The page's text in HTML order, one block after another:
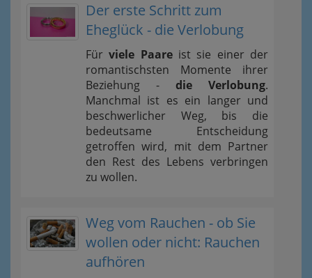
Der erste Schritt zum
Eheglück - die Verlobung
Fürviele Paareist sie einer der
romantischsten Momente ihrer
Beziehung - die Verlobung.
Manchmal ist es ein langer und
beschwerlicher Weg, bis die
bedeutsame Entscheidung
getroffen wird, mit dem Partner
den Rest des Lebens verbringen
zu wollen.
Weg vom Rauchen - ob Sie
wollen oder nicht: Rauchen
aufhören